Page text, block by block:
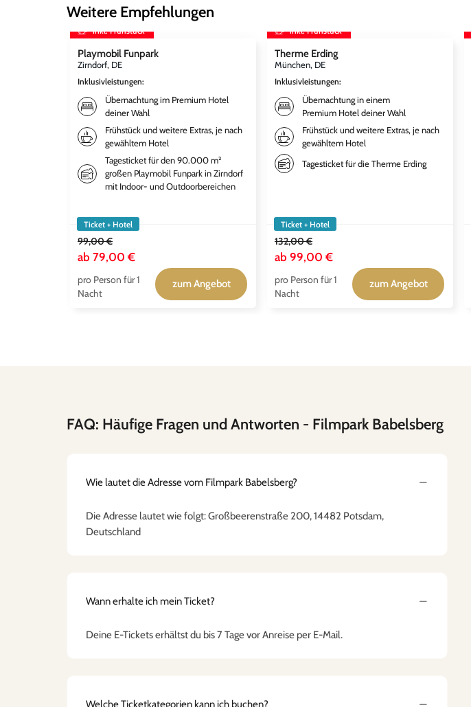
Weitere Empfehlungen
inkl. Frühstück
Playmobil Funpark
Zirndorf, DE
Inklusivleistungen:
Übernachtung im Premium Hotel
deiner Wahl
Frühstück und weitere Extras, je nach
gewähltem Hotel
Tagesticket für den 90.000 m²
großen Playmobil Funpark in Zirndorf
mit Indoor- und Outdoorbereichen
Ticket + Hotel
99,00 €
ab 79,00 €
pro Person für 1
Nacht
zum Angebot
inkl. Frühstück
Therme Erding
München, DE
Inklusivleistungen:
Übernachtung in einem
Premium Hotel deiner Wahl
Frühstück und weitere Extras, je nach
gewähltem Hotel
Tagesticket für die Therme Erding
Ticket + Hotel
132,00 €
ab 99,00 €
pro Person für 1
Nacht
zum Angebot
FAQ: Häufige Fragen und Antworten - Filmpark Babelsberg
Wie lautet die Adresse vom Filmpark Babelsberg?
Die Adresse lautet wie folgt: Großbeerenstraße 200, 14482 Potsdam,
Deutschland
Wann erhalte ich mein Ticket?
Deine E-Tickets erhältst du bis 7 Tage vor Anreise per E-Mail.
Welche Ticketkategorien kann ich buchen?